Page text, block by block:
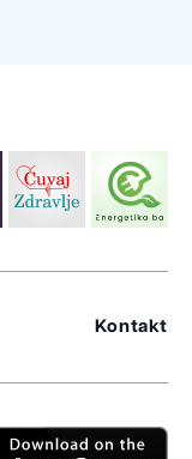
Kontakt